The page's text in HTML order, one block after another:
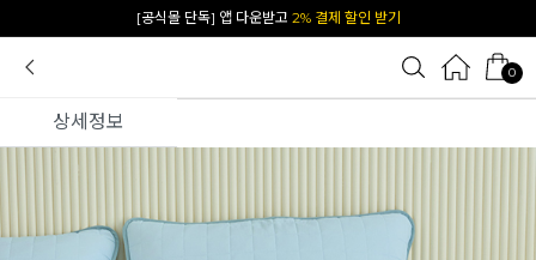
[공식몰 단독] 앱 다운받고 2% 결제 할인 받기
0
상세정보